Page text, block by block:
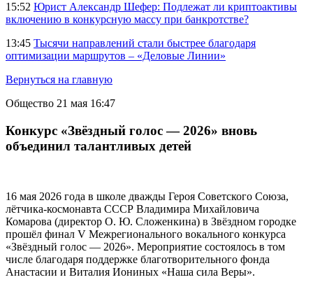
15:52 Юрист Александр Шефер: Подлежат ли криптоактивы
включению в конкурсную массу при банкротстве?
13:45 Тысячи направлений стали быстрее благодаря
оптимизации маршрутов – «Деловые Линии»
Вернуться на главную
Общество 21 мая 16:47
Конкурс «Звёздный голос — 2026» вновь
объединил талантливых детей
16 мая 2026 года в школе дважды Героя Советского Союза,
лётчика-космонавта СССР Владимира Михайловича
Комарова (директор О. Ю. Сложенкина) в Звёздном городке
прошёл финал V Межрегионального вокального конкурса
«Звёздный голос — 2026». Мероприятие состоялось в том
числе благодаря поддержке благотворительного фонда
Анастасии и Виталия Иониных «Наша сила Веры».